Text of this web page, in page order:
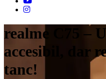
realme C75 –
accesibil, dar
tanc!